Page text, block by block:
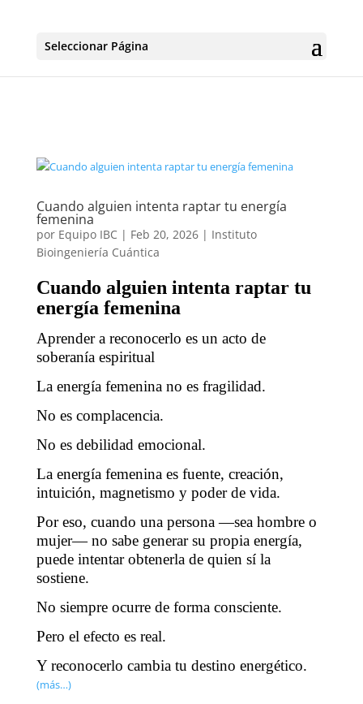
Seleccionar Página
Cuando alguien intenta raptar tu energía
femenina
por Equipo IBC | Feb 20, 2026| Instituto
Bioingeniería Cuántica
Cuando alguien intenta raptar tu
energía femenina
Aprender a reconocerlo es un acto de
soberanía espiritual
La energía femenina no es fragilidad.
No es complacencia.
No es debilidad emocional.
La energía femenina es fuente, creación,
intuición, magnetismo y poder de vida.
Por eso, cuando una persona —sea hombre o
mujer— no sabe generar su propia energía,
puede intentar obtenerla de quien sí la
sostiene.
No siempre ocurre de forma consciente.
Pero el efecto es real.
Y reconocerlo cambia tu destino energético.
(más…)